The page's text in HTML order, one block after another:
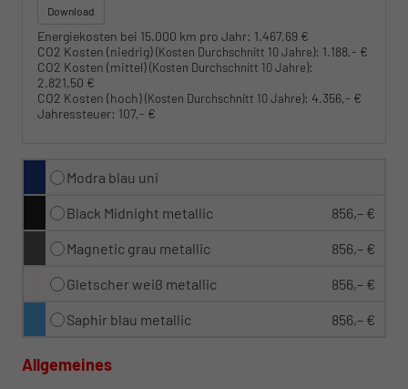
Download
Energiekosten bei 15.000 km pro Jahr: 1.467,69 €
CO2 Kosten (niedrig)(Kosten Durchschnitt 10 Jahre): 1.188,- €
CO2 Kosten (mittel)(Kosten Durchschnitt 10 Jahre):
2.821,50 €
CO2 Kosten (hoch)(Kosten Durchschnitt 10 Jahre): 4.356,- €
Jahressteuer: 107,- €
Modra blau uni
Black Midnight metallic 856,– €
Magnetic grau metallic 856,– €
Gletscher weiß metallic 856,– €
Saphir blau metallic 856,– €
Allgemeines